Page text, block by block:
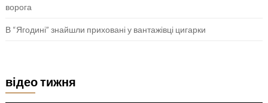
ворога
В “Ягодині” знайшли приховані у вантажівці цигарки
відео тижня